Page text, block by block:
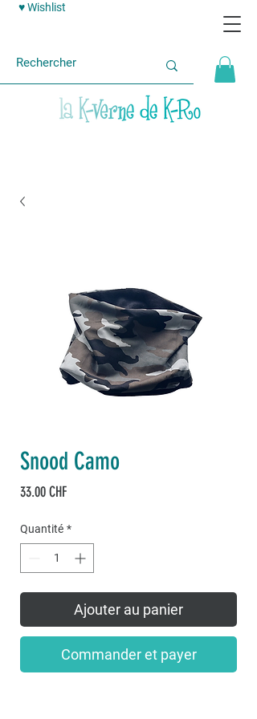
♥ Wishlist
Snood Camo
33.00 CHFPrix
Quantité *
Ajouter au panier
Commander et payer